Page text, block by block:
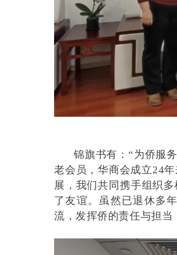
锦旗书有：“为侨服
老会员，华商会成立24
展，我们共同携手组织
了友谊。虽然已退休多
流，发挥侨的责任与担